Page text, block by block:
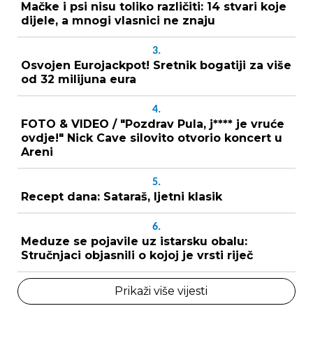
Mačke i psi nisu toliko različiti: 14 stvari koje
dijele, a mnogi vlasnici ne znaju
3.
Osvojen Eurojackpot! Sretnik bogatiji za više
od 32 milijuna eura
4.
FOTO & VIDEO / "Pozdrav Pula, j**** je vruće
ovdje!" Nick Cave silovito otvorio koncert u
Areni
5.
Recept dana: Sataraš, ljetni klasik
6.
Meduze se pojavile uz istarsku obalu:
Stručnjaci objasnili o kojoj je vrsti riječ
Prikaži više vijesti